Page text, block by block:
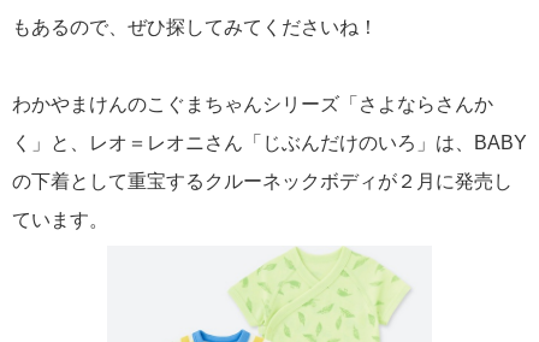
もあるので、ぜひ探してみてくださいね！
わかやまけんのこぐまちゃんシリーズ「さよならさんか
く」と、レオ＝レオニさん「じぶんだけのいろ」は、BABY
の下着として重宝するクルーネックボディが２月に発売し
ています。